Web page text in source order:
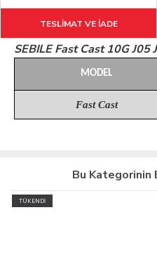
TESLİMAT VE İADE
SEBILE Fast Cast 10G J05
MODEL
Fast Cast
Bu Kategorinin
TÜKENDİ